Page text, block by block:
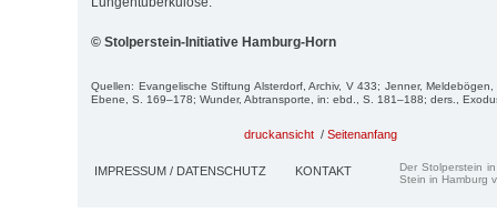
© Stolperstein-Initiative Hamburg-Horn
Quellen: Evangelische Stiftung Alsterdorf, Archiv, V 433; Jenner,
Ebene, S. 169–178; Wunder, Abtransporte, in: ebd., S. 181–188; ders.,
druckansicht / Seitenanfang
IMPRESSUM / DATENSCHUTZ KONTAKT
Der Stolperstein
Stein in Hamburg